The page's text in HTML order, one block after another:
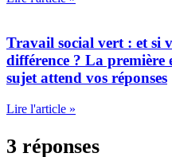
Travail social vert : et si
différence ? La première
sujet attend vos réponses
Lire l'article »
3 réponses